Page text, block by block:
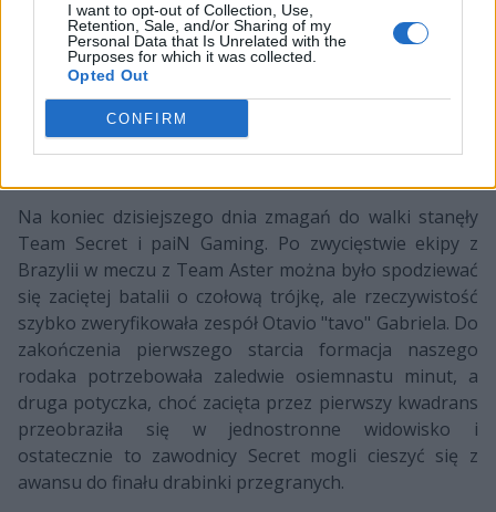
I want to opt-out of Collection, Use,
Retention, Sale, and/or Sharing of my
Personal Data that Is Unrelated with the
Purposes for which it was collected.
Opted Out
CONFIRM
zaprzepaściło zdobytej przewagi i ostatecznie
wywalczyło miejsce w wielkim finale zawodów.
Team
Secret
2:0
paiN
Na koniec dzisiejszego dnia zmagań do walki stanęły
Team Secret i paiN Gaming. Po zwycięstwie ekipy z
Brazylii w meczu z Team Aster można było spodziewać
się zaciętej batalii o czołową trójkę, ale rzeczywistość
szybko zweryfikowała zespół Otavio "tavo" Gabriela. Do
zakończenia pierwszego starcia formacja naszego
rodaka potrzebowała zaledwie osiemnastu minut, a
druga potyczka, choć zacięta przez pierwszy kwadrans
przeobraziła się w jednostronne widowisko i
ostatecznie to zawodnicy Secret mogli cieszyć się z
awansu do finału drabinki przegranych.